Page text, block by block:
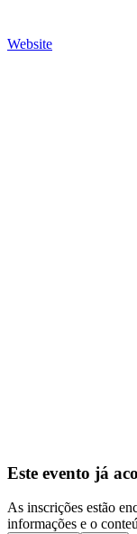
Website
Este evento já
As inscrições estão
informações e o